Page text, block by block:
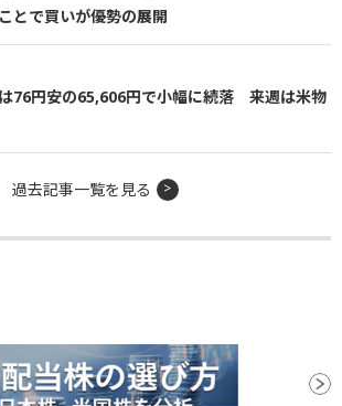
とで買いが優勢の展開
は76円安の65,606円で小幅に続落 来週は米物
過去記事一覧を見る